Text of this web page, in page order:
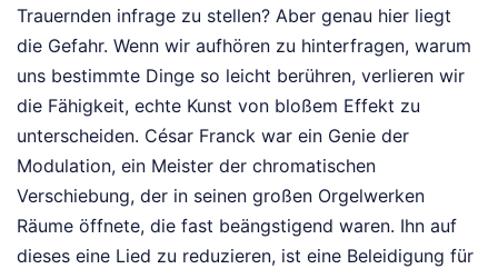
Trauernden infrage zu stellen? Aber genau hier liegt
die Gefahr. Wenn wir aufhören zu hinterfragen, warum
uns bestimmte Dinge so leicht berühren, verlieren wir
die Fähigkeit, echte Kunst von bloßem Effekt zu
unterscheiden. César Franck war ein Genie der
Modulation, ein Meister der chromatischen
Verschiebung, der in seinen großen Orgelwerken
Räume öffnete, die fast beängstigend waren. Ihn auf
dieses eine Lied zu reduzieren, ist eine Beleidigung für